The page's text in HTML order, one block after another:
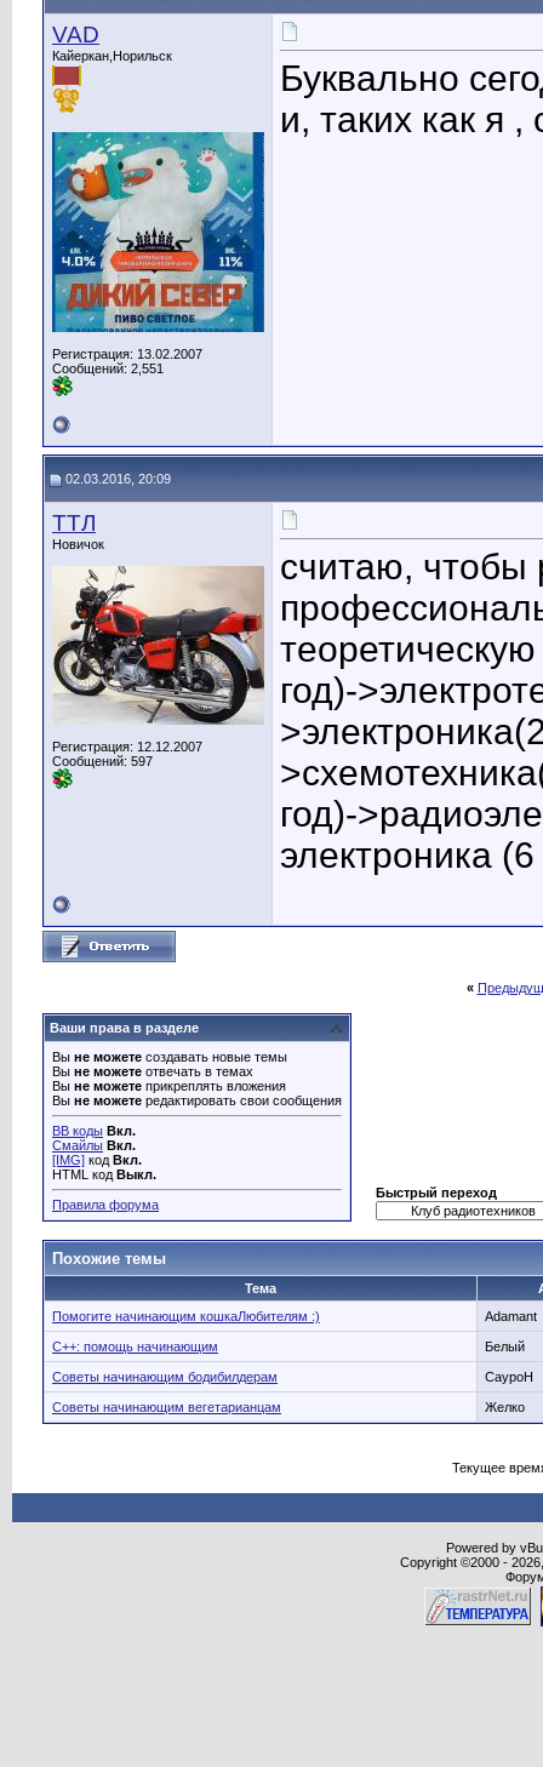
VAD
Кайеркан,Норильск
Регистрация: 13.02.2007
Сообщений: 2,551
Буквально
и, таких как я ,
02.03.2016, 20:09
TTЛ
Новичок
Регистрация: 12.12.2007
Сообщений: 597
считаю, чтобы
год)-
год)-
электроника
«
Ваши права в разделе
Вы не можете создавать новые темы
Вы не можете отвечать в темах
Вы не можете прикреплять вложения
Вы не можете редактировать свои сообщения
BB коды Вкл.
Смайлы Вкл.
[IMG] код Вкл.
HTML код Выкл.
Правила форума
Быстрый переход
Похожие темы
Тема
Помогите начинающим кошкаЛюбителям :)
Adamant
C++: помощь начинающим Белый
Советы начинающим бодибилдерам CaypoH
Советы начинающим вегетарианцам Желко
Текущее
Powered by
Copyright ©2000 -